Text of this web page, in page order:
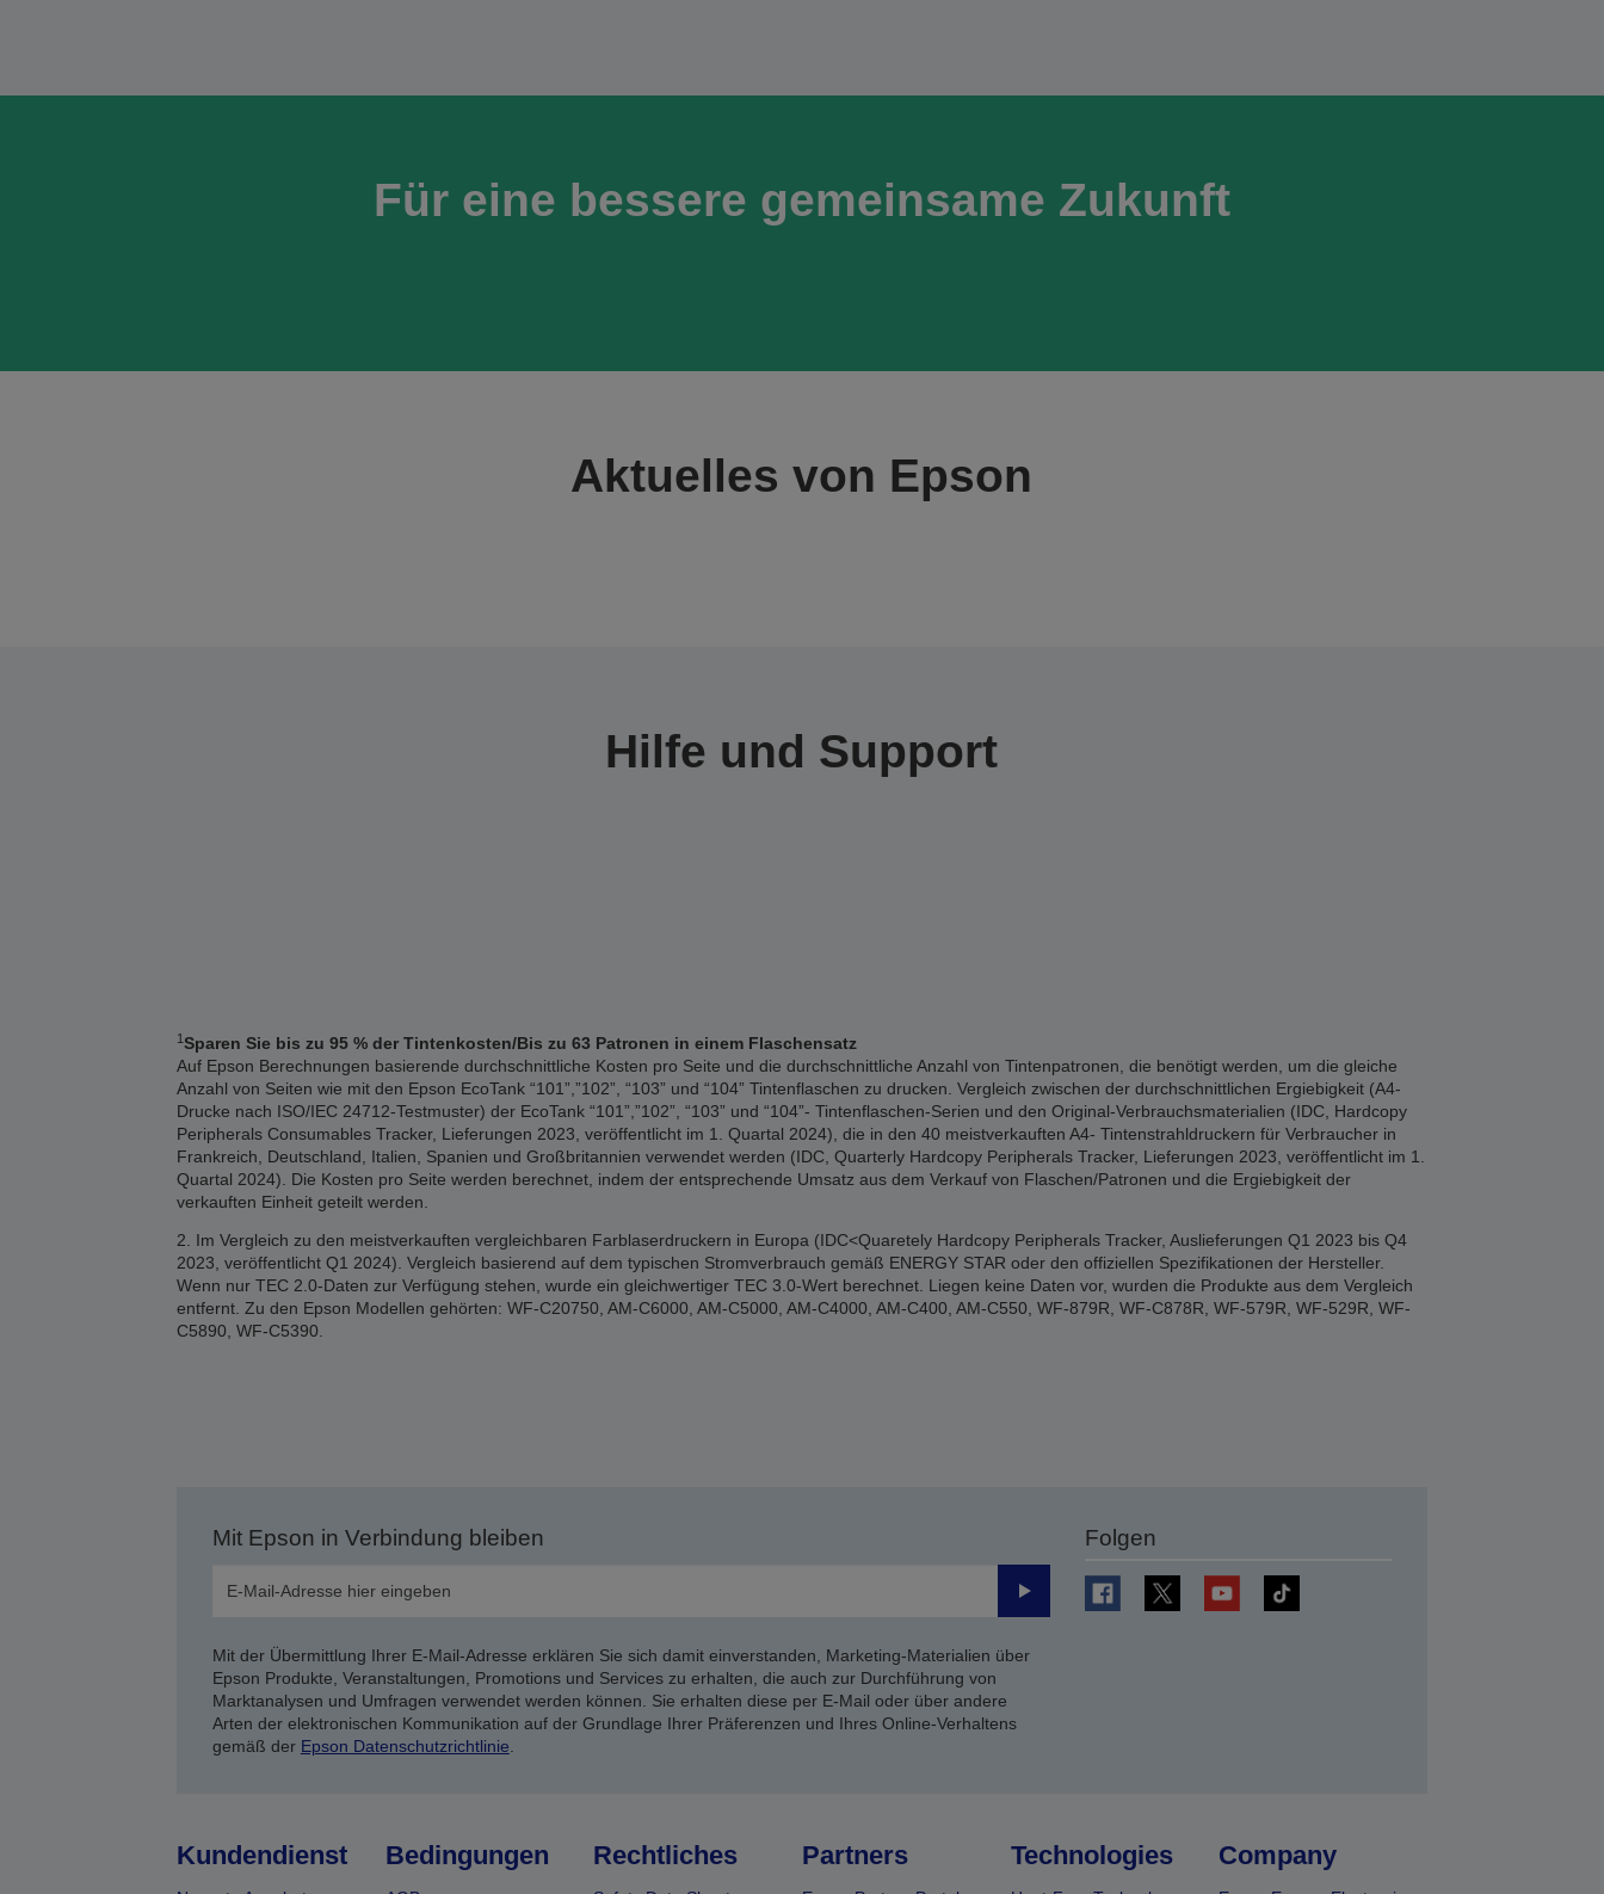
Für eine bessere gemeinsame Zukunft
Aktuelles von Epson
Hilfe und Support
1Sparen Sie bis zu 95 % der Tintenkosten/Bis zu 63 Patronen in einem Flaschensatz
Auf Epson Berechnungen basierende durchschnittliche Kosten pro Seite und die durchschnittliche Anzahl von Tintenpatronen, die benötigt werden, um die gleiche
Anzahl von Seiten wie mit den Epson EcoTank “101”,”102”, “103” und “104” Tintenflaschen zu drucken. Vergleich zwischen der durchschnittlichen Ergiebigkeit (A4-
Drucke nach ISO/IEC 24712-Testmuster) der EcoTank “101”,”102”, “103” und “104”- Tintenflaschen-Serien und den Original-Verbrauchsmaterialien (IDC, Hardcopy
Peripherals Consumables Tracker, Lieferungen 2023, veröffentlicht im 1. Quartal 2024), die in den 40 meistverkauften A4- Tintenstrahldruckern für Verbraucher in
Frankreich, Deutschland, Italien, Spanien und Großbritannien verwendet werden (IDC, Quarterly Hardcopy Peripherals Tracker, Lieferungen 2023, veröffentlicht im 1.
Quartal 2024). Die Kosten pro Seite werden berechnet, indem der entsprechende Umsatz aus dem Verkauf von Flaschen/Patronen und die Ergiebigkeit der
verkauften Einheit geteilt werden.
2. Im Vergleich zu den meistverkauften vergleichbaren Farblaserdruckern in Europa (IDC<Quaretely Hardcopy Peripherals Tracker, Auslieferungen Q1 2023 bis Q4
2023, veröffentlicht Q1 2024). Vergleich basierend auf dem typischen Stromverbrauch gemäß ENERGY STAR oder den offiziellen Spezifikationen der Hersteller.
Wenn nur TEC 2.0-Daten zur Verfügung stehen, wurde ein gleichwertiger TEC 3.0-Wert berechnet. Liegen keine Daten vor, wurden die Produkte aus dem Vergleich
entfernt. Zu den Epson Modellen gehörten: WF-C20750, AM-C6000, AM-C5000, AM-C4000, AM-C400, AM-C550, WF-879R, WF-C878R, WF-579R, WF-529R, WF-
C5890, WF-C5390.
Mit Epson in Verbindung bleiben
Senden
Mit der Übermittlung Ihrer E-Mail-Adresse erklären Sie sich damit einverstanden, Marketing-Materialien über
Epson Produkte, Veranstaltungen, Promotions und Services zu erhalten, die auch zur Durchführung von
Marktanalysen und Umfragen verwendet werden können. Sie erhalten diese per E-Mail oder über andere
Arten der elektronischen Kommunikation auf der Grundlage Ihrer Präferenzen und Ihres Online-Verhaltens
gemäß der Epson Datenschutzrichtlinie
Folgen
Kundendienst Bedingungen Rechtliches Partners Technologies Company